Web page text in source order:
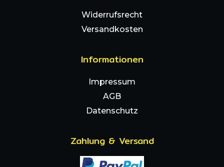
Widerrufsrecht
Versandkosten
Informationen
Impressum
AGB
Datenschutz
Zahlung & Versand